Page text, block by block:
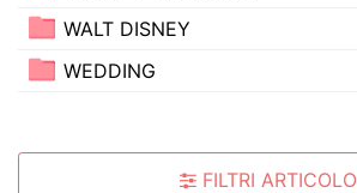
WALT DISNEY
WEDDING
FILTRI ARTICOLO